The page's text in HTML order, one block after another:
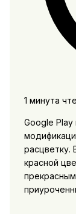
1 минута
Google
расцветку.
красной